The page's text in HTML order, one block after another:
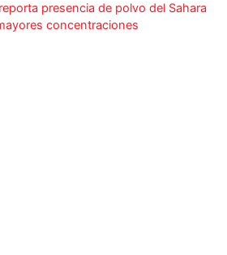
presencia de polvo del Sahara
concentraciones